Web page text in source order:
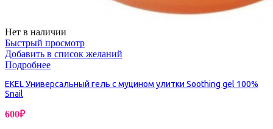
Нет в наличии
Быстрый просмотр
Добавить в список желаний
Подробнее
EKEL Универсальный гель с муцином улитки Soothing gel 100%
Snail
600₽